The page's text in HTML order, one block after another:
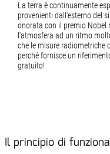
La terra è continuamente
provenienti dall'esterno del
onorata con il premio Nobel
l'atmosfera ad un ritmo
che le misure
perché fornisce un
gratuito!
Il principio di